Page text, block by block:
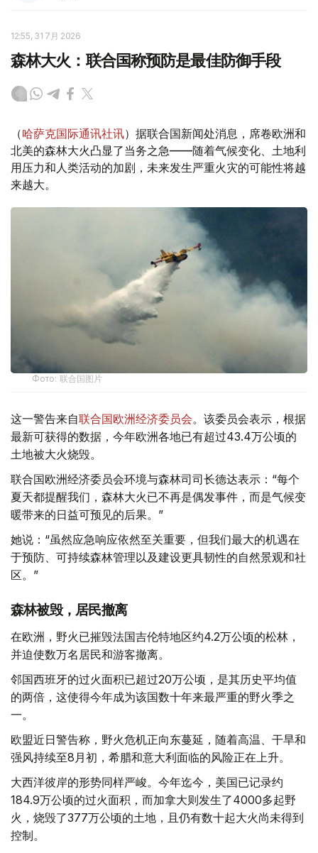
12:55, 31 7月 2026
森林大火：联合国称预防是最佳防御手段
（哈萨克国际通讯社讯）据联合国新闻处消息，席卷欧洲和
北美的森林大火凸显了当务之急——随着气候变化、土地利
用压力和人类活动的加剧，未来发生严重火灾的可能性将越
来越大。
Фото: 联合国图片
这一警告来自联合国欧洲经济委员会。该委员会表示，根据
最新可获得的数据，今年欧洲各地已有超过43.4万公顷的
土地被大火烧毁。
联合国欧洲经济委员会环境与森林司司长德达表示：“每个
夏天都提醒我们，森林大火已不再是偶发事件，而是气候变
暖带来的日益可预见的后果。”
她说：“虽然应急响应依然至关重要，但我们最大的机遇在
于预防、可持续森林管理以及建设更具韧性的自然景观和社
区。”
森林被毁，居民撤离
在欧洲，野火已摧毁法国吉伦特地区约4.2万公顷的松林，
并迫使数万名居民和游客撤离。
邻国西班牙的过火面积已超过20万公顷，是其历史平均值
的两倍，这使得今年成为该国数十年来最严重的野火季之
一。
欧盟近日警告称，野火危机正向东蔓延，随着高温、干旱和
强风持续至8月初，希腊和意大利面临的风险正在上升。
大西洋彼岸的形势同样严峻。今年迄今，美国已记录约
184.9万公顷的过火面积，而加拿大则发生了4000多起野
火，烧毁了377万公顷的土地，且仍有数十起大火尚未得到
控制。